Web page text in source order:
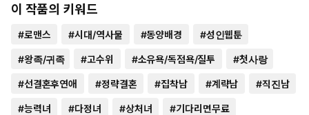
이 작품의 키워드
#로맨스 #시대/역사물 #동양배경 #성인웹툰
#왕족/귀족 #고수위 #소유욕/독점욕/질투 #첫사랑
#선결혼후연애 #정략결혼 #집착남 #계략남 #직진남
#능력녀 #다정녀 #상처녀 #기다리면무료